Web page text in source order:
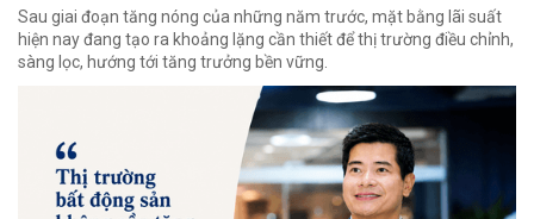
Sau giai đoạn tăng nóng của những năm trước, mặt bằng lãi suất
hiện nay đang tạo ra khoảng lặng cần thiết để thị trường điều chỉnh,
sàng lọc, hướng tới tăng trưởng bền vững.